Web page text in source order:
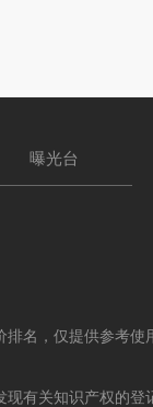
曝光台
名，仅提供参考
有关知识产权的登